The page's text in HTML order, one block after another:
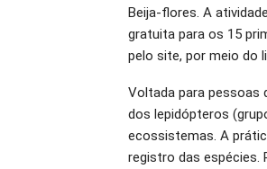
Beija-flores. A
gratuita para os 15
pelo site, por meio do
Voltada para pessoas
dos lepidópteros
ecossistemas. A
registro das espécies.